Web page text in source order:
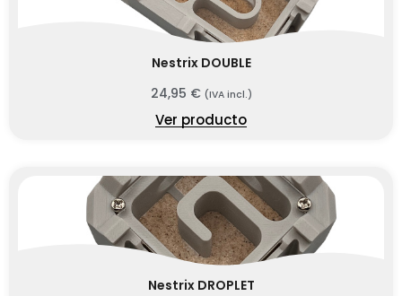
Nestrix DOUBLE
24,95 € (IVA incl.)
Ver producto
Nestrix DROPLET